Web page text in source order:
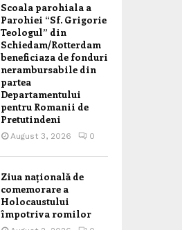
Scoala parohiala a
Parohiei “Sf. Grigorie
Teologul” din
Schiedam/Rotterdam
beneficiaza de fonduri
nerambursabile din
partea
Departamentului
pentru Romanii de
Pretutindeni
August 3, 2026 0
Ziua națională de
comemorare a
Holocaustului
împotriva romilor